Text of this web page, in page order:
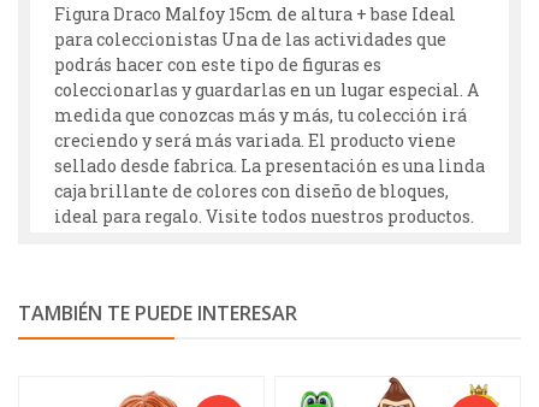
Figura Draco Malfoy 15cm de altura + base Ideal
para coleccionistas Una de las actividades que
podrás hacer con este tipo de figuras es
coleccionarlas y guardarlas en un lugar especial. A
medida que conozcas más y más, tu colección irá
creciendo y será más variada. El producto viene
sellado desde fabrica. La presentación es una linda
caja brillante de colores con diseño de bloques,
ideal para regalo. Visite todos nuestros productos.
TAMBIÉN TE PUEDE INTERESAR